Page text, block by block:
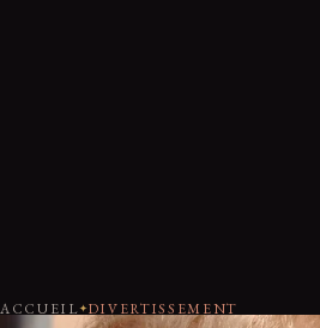
ACCUEIL DIVERTISSEMENT